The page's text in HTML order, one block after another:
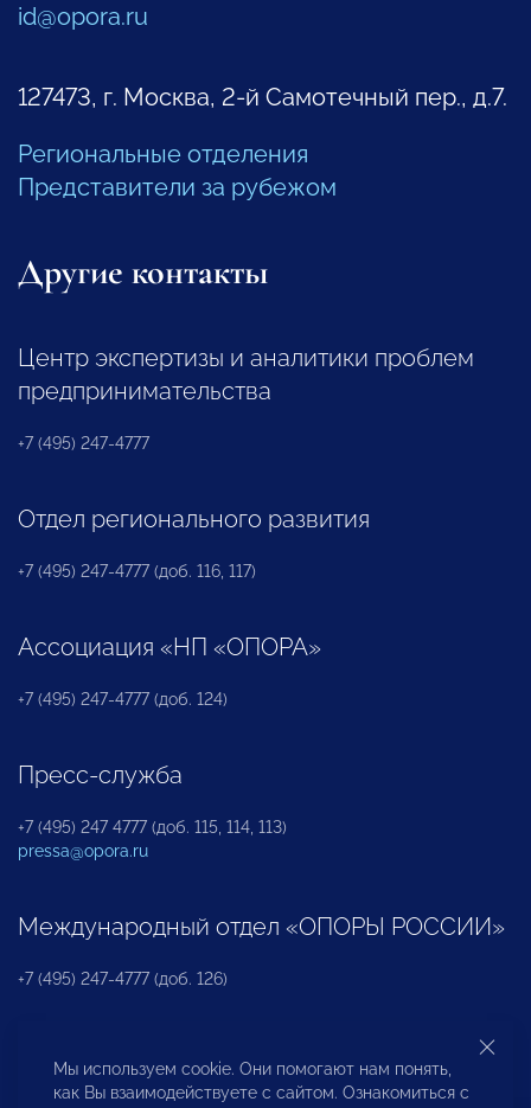
id@opora.ru
127473, г. Москва, 2-й Самотечный пер., д.7.
Региональные отделения
Представители за рубежом
Другие контакты
Центр экспертизы и аналитики проблем
предпринимательства
+7 (495) 247-4777
Отдел регионального развития
+7 (495) 247-4777 (доб. 116, 117)
Ассоциация «НП «ОПОРА»
+7 (495) 247-4777 (доб. 124)
Пресс-служба
+7 (495) 247 4777 (доб. 115, 114, 113)
pressa@opora.ru
Международный отдел «ОПОРЫ РОССИИ»
+7 (495) 247-4777 (доб. 126)
Бюро по защите прав предпринимателей и
инвесторов
Мы используем cookie. Они помогают нам понять,
как Вы взаимодействуете с сайтом. Ознакомиться с